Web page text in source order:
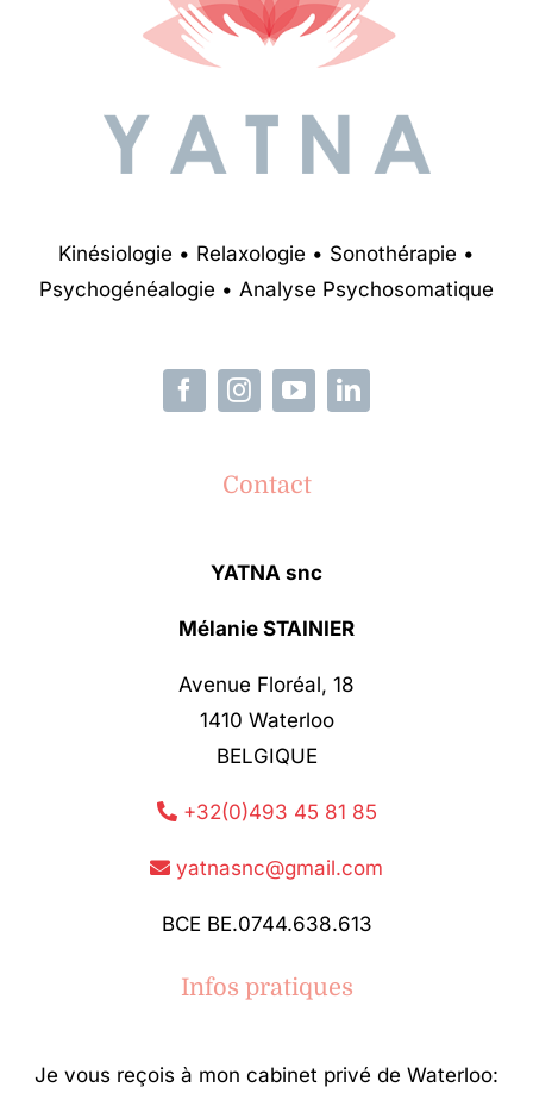
Kinésiologie • Relaxologie • Sonothérapie •
Psychogénéalogie • Analyse Psychosomatique
Contact
YATNA snc
Mélanie STAINIER
Avenue Floréal, 18
1410 Waterloo
BELGIQUE
+32(0)493 45 81 85
yatnasnc@gmail.com
BCE BE.0744.638.613
Infos pratiques
Je vous reçois à mon cabinet privé de Waterloo: